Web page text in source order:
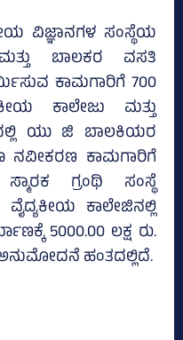
ವಿಜ್ಞಾನಗಳ ಸಂಸ್ಥೆಯ
ಬಾಲಕರ ವಸತಿ
ಕಾಮಗಾರಿಗೆ 700
ಕಾಲೇಜು ಮತ್ತು
ಯು ಜಿ ಬಾಲಕಿಯರ
ನವೀಕರಣ ಕಾಮಗಾರಿಗೆ
ಗ್ರಂಥಿ ಸಂಸ್ಥೆ
ಕಾಲೇಜಿನಲ್ಲಿ
5000.00 ಲಕ್ಷ ರು.
ಹಂತದಲ್ಲಿದೆ.